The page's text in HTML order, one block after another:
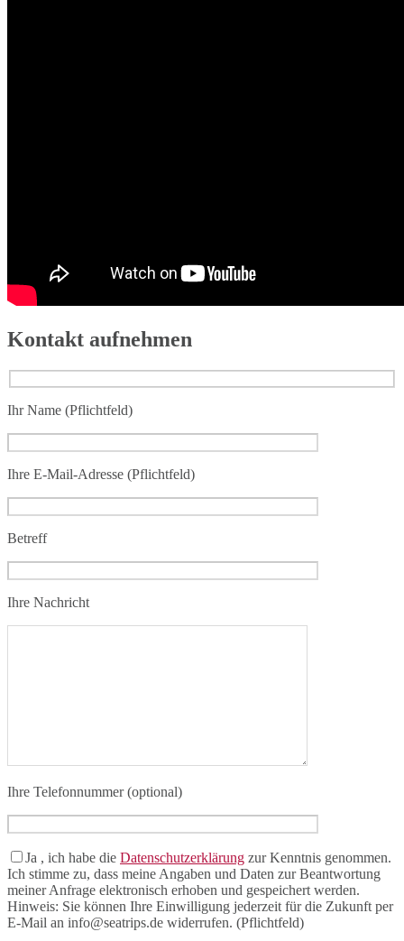
Kontakt aufnehmen
Ihr Name (Pflichtfeld)
Ihre E-Mail-Adresse (Pflichtfeld)
Betreff
Ihre Nachricht
Ihre Telefonnummer (optional)
Ja , ich habe die Datenschutzerklärung zur Kenntnis genommen.
Ich stimme zu, dass meine Angaben und Daten zur Beantwortung
meiner Anfrage elektronisch erhoben und gespeichert werden.
Hinweis: Sie können Ihre Einwilligung jederzeit für die Zukunft per
E-Mail an info@seatrips.de widerrufen. (Pflichtfeld)